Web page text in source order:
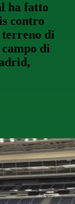
ha fatto
contro
terreno di
di